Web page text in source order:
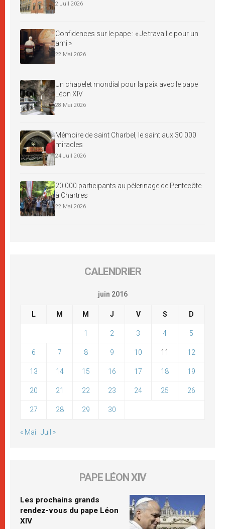
2 Juil 2026
Confidences sur le pape : « Je travaille pour un
ami »
22 Mai 2026
Un chapelet mondial pour la paix avec le pape
Léon XIV
28 Mai 2026
Mémoire de saint Charbel, le saint aux 30 000
miracles
24 Juil 2026
20 000 participants au pèlerinage de Pentecôte
à Chartres
22 Mai 2026
CALENDRIER
juin 2016
L M M J V S D
1 2 3 4 5
6 7 8 9 10 11 12
13 14 15 16 17 18 19
20 21 22 23 24 25 26
27 28 29 30
« Mai Juil »
PAPE LÉON XIV
Les prochains grands
rendez-vous du pape Léon
XIV